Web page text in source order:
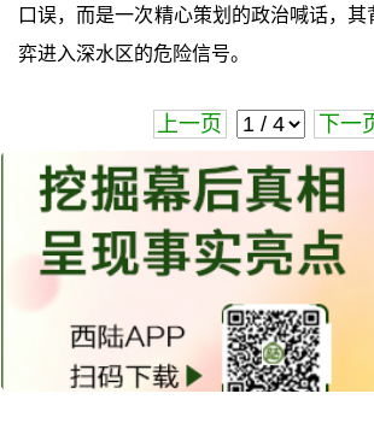
口误，而是一次精心策划的政治喊话，
弈进入深水区的危险信号。
上一页 下一